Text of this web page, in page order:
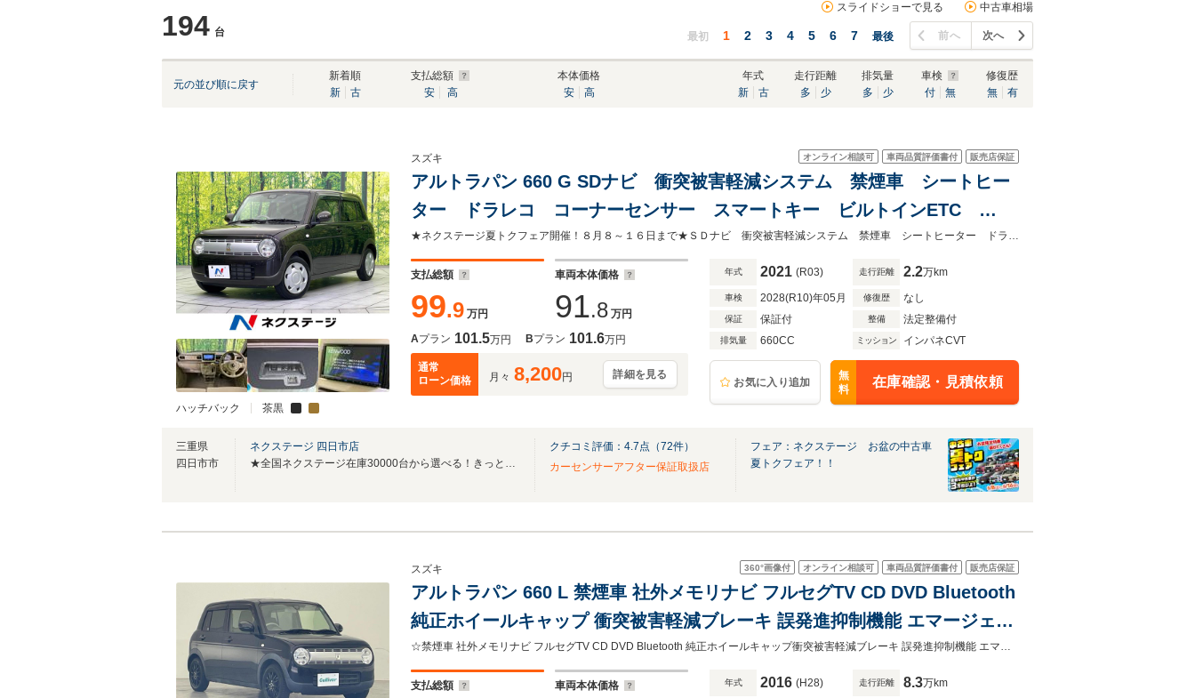
194 台
スライドショーで見る 中古車相場
最初 1 2 3 4 5 6 7 最後 前へ 次へ
元の並び順に戻す
新着順
新
古
支払総額
安
高
本体価格
安
高
年式
新
古
走行距離
多
少
排気量
多
少
車検
付
無
修復歴
無
有
ハッチバック 茶黒
オンライン相談可 車両品質評価書付 販売店保証
スズキ
アルトラパン 660 G SDナビ 衝突被害軽減システム 禁煙車 シートヒー
ター ドラレコ コーナーセンサー スマートキー ビルトインETC
Bluetooth CD DVD再生
★ネクステージ夏トクフェア開催！８月８～１６日まで★ＳＤナビ 衝突被害軽減システム 禁煙車 シートヒーター ドラレコ コーナーセンサー スマートキー
支払総額
99.9 万円
車両本体価格
91.8 万円
Aプラン 101.5万円 Bプラン 101.6万円
通常
ローン価格
月々 8,200円 詳細を見る
年式 2021 (R03) 走行距離 2.2万km
車検 2028(R10)年05月 修復歴 なし
保証 保証付 整備 法定整備付
排気量 660CC ミッション インパネCVT
お気に入り追加
無
料
在庫確認・見積依頼
三重県
四日市市
ネクステージ 四日市店
★全国ネクステージ在庫30000台から選べる！きっとお気に入りの愛車が見つかります★
クチコミ評価： 4.7点（72件）
カーセンサーアフター保証取扱店
フェア：ネクステージ お盆の中古車
夏トクフェア！！
360°画像付 オンライン相談可 車両品質評価書付 販売店保証
スズキ
アルトラパン 660 L 禁煙車 社外メモリナビ フルセグTV CD DVD Bluetooth
純正ホイールキャップ 衝突被害軽減ブレーキ 誤発進抑制機能 エマージェン
シーストップシグナル 横滑り防止装置 アイドリングストップ スマートキー
☆禁煙車 社外メモリナビ フルセグTV CD DVD Bluetooth 純正ホイールキャップ衝突被害軽減ブレーキ 誤発進抑制機能 エマージェンシーストップシグナル ガリバー草津南店
支払総額 車両本体価格 年式 2016 (H28) 走行距離 8.3万km